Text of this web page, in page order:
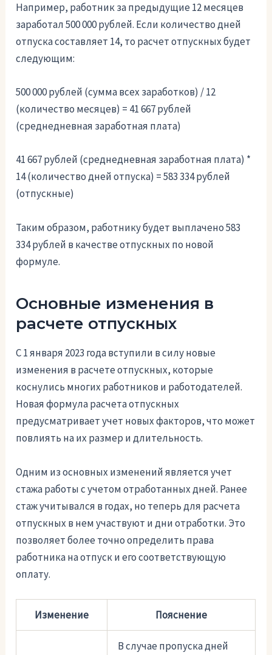
Например, работник за предыдущие 12 месяцев
заработал 500 000 рублей. Если количество дней
отпуска составляет 14, то расчет отпускных будет
следующим:
500 000 рублей (сумма всех заработков) / 12
(количество месяцев) = 41 667 рублей
(среднедневная заработная плата)
41 667 рублей (среднедневная заработная плата) *
14 (количество дней отпуска) = 583 334 рублей
(отпускные)
Таким образом, работнику будет выплачено 583
334 рублей в качестве отпускных по новой
формуле.
Основные изменения в
расчете отпускных
С 1 января 2023 года вступили в силу новые
изменения в расчете отпускных, которые
коснулись многих работников и работодателей.
Новая формула расчета отпускных
предусматривает учет новых факторов, что может
повлиять на их размер и длительность.
Одним из основных изменений является учет
стажа работы с учетом отработанных дней. Ранее
стаж учитывался в годах, но теперь для расчета
отпускных в нем участвуют и дни отработки. Это
позволяет более точно определить права
работника на отпуск и его соответствующую
оплату.
Изменение Пояснение
В случае пропуска дней